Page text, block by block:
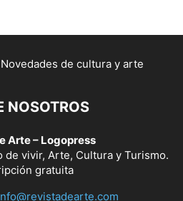
NOSOTROS
Arte – Logopress
de vivir, Arte, Cultura y Turismo.
gratuita